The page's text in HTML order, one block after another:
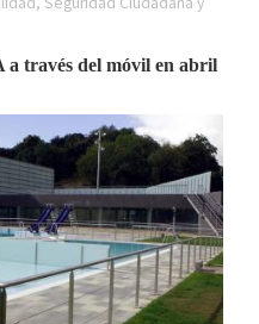
a través del móvil en abril